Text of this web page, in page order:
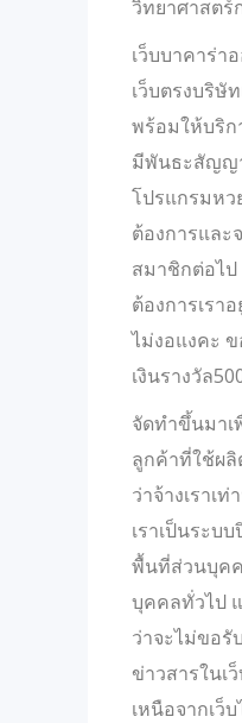
วิทยาศาสตร์
เว็บบาคาร่า
เว็บตรงบริษั
พร้อมให้บริก
มีพันธะสัญญ
โปรแกรมหว
ต้องการและ
สมาชิกต่อไ
ต้องการเรา
ไม่งอแงคะ
เงินรางวัล
จัดทำขึ้นมาเ
ลูกค้าที่ใช้ผ
ว่าจ้างเราเ
เราเป็นระบ
พื้นที่ส่วนบุค
บุคคลทั่วไป
ว่าจะไม่ขอ
ข่าวสารในเ
เหนือจากเว็